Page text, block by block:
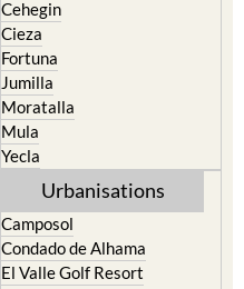
Cehegin
Cieza
Fortuna
Jumilla
Moratalla
Mula
Yecla
Urbanisations
Camposol
Condado de Alhama
El Valle Golf Resort